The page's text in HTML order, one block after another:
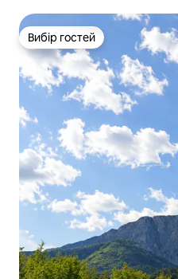
Вибір гостей
Вибір гостей